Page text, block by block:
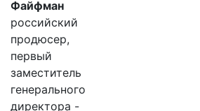
Файфман
российский
продюсер,
первый
заместитель
генерального
директора -